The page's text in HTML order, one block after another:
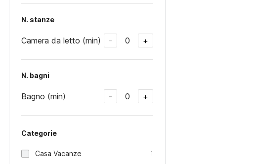
N. stanze
Camera da letto (min) - 0 +
N. bagni
Bagno (min) - 0 +
Categorie
Casa Vacanze 1